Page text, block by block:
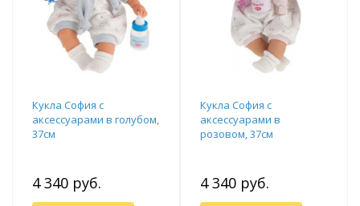
Кукла София с
аксессуарами в голубом,
37см
4 340 руб.
Кукла София c
аксессуарами в
розовом, 37см
4 340 руб.